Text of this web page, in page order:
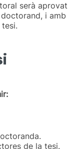
serà aprovat
i amb
de la tesi.